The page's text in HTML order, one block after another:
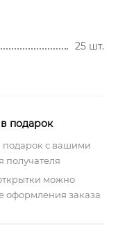
25 шт.
подарок
с вашими
получателя
можно
оформления заказа